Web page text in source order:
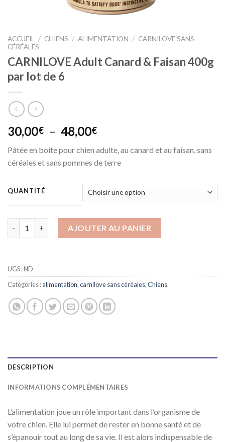
ACCUEIL / CHIENS / ALIMENTATION / CARNILOVE SANS
CÉRÉALES
CARNILOVE Adult Canard & Faisan 400g
par lot de 6
30,00€ – 48,00€Plage
prix :
30,00€
48,00€
Pâtée en boîte pour chien adulte, au canard et au faisan, sans
céréales et sans pommes de terre
QUANTITÉ
AJOUTER AU PANIER
UGS :ND
Catégories :alimentation,carnilove sans céréales,Chiens
DESCRIPTION
INFORMATIONS COMPLÉMENTAIRES
L’alimentation joue un rôle important dans l’organisme de
votre chien. Elle lui permet de rester en bonne santé et de
s’épanouir tout au long de sa vie. Il est alors indispensable de